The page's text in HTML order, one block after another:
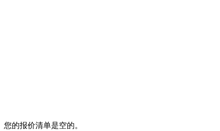
您的报价清单是空的。